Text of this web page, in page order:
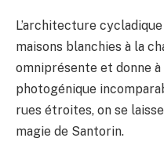
L’architecture
maisons blanchies à la
omniprésente et donne à
photogénique
rues étroites, on se
magie de Santorin.